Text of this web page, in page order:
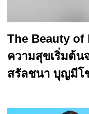
The Beauty of
ความสุขเริ่มต้น
สรัลชนา บุญมีโ